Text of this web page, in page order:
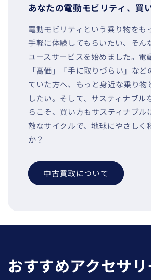
あなたの電動モビリティ、買
電動モビリティという乗り物をも
手軽に体験してもらいたい、そん
ユースサービスを始めました。電
「高価」「手に取りづらい」など
ていた方へ、もっと身近な乗り物
したい。そして、サスティナブル
らこそ、買い方もサスティナブル
敵なサイクルで、地球にやさしく
か？
中古買取について
おすすめアクセサリ